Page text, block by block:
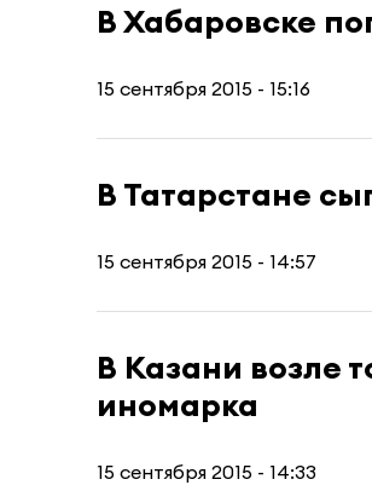
В Хабаровске
15 сентября 2015 - 15:16
В Татарстане
15 сентября 2015 - 14:57
В Казани возле
иномарка
15 сентября 2015 - 14:33